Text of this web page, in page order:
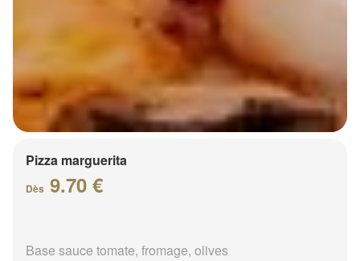
Pizza marguerita
Dès 9.70 €
Base sauce tomate, fromage, olives